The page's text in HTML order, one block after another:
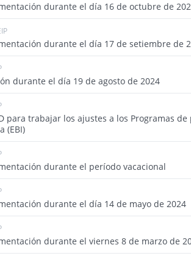
durante el día 16 de octubre de
durante el día 17 de setiembre de
durante el día 19 de agosto de 2024
para trabajar los ajustes a los Programas
(EBI)
durante el período vacacional
durante el día 14 de mayo de 2024
durante el viernes 8 de marzo de